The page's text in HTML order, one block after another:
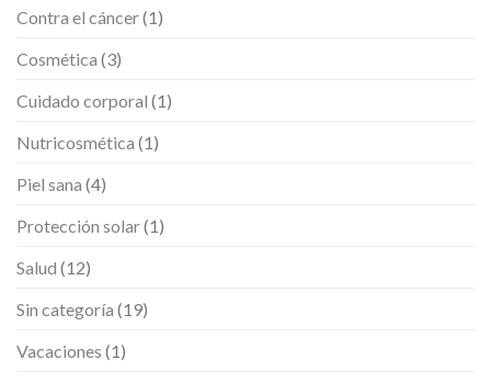
Contra el cáncer(1)
Cosmética (3)
Cuidado corporal (1)
Nutricosmética (1)
Piel sana (4)
Protección solar(1)
Salud (12)
Sin categoría (19)
Vacaciones (1)